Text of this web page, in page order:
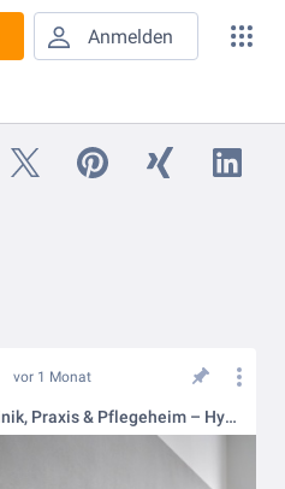
Anmelden
vor 1 Monat
Slotfix in Klinik, Praxis & Pflegeheim – Hygiene trifft Design